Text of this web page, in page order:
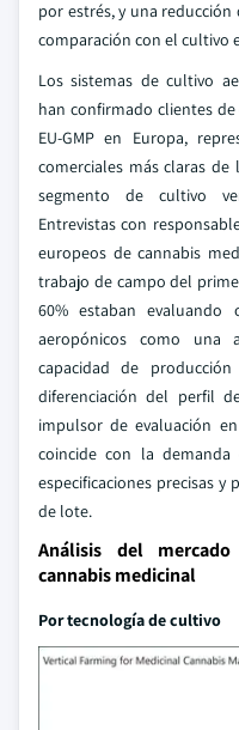
por estrés, y una
comparación con el cultivo
Los sistemas de cultivo
han confirmado clientes
EU-GMP en Europa,
comerciales más claras
segmento de cultivo
Entrevistas con
europeos de cannabis
trabajo de campo del
60% estaban evaluando
aeropónicos como una
capacidad de
diferenciación del perfil
impulsor de evaluación
coincide con la demanda
especificaciones precisas y
de lote.
Análisis del
cannabis medicinal
Por tecnología de cultivo